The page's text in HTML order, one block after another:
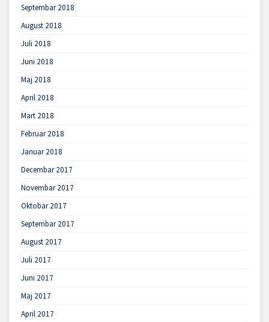
Septembar 2018
August 2018
Juli 2018
Juni 2018
Maj 2018
April 2018
Mart 2018
Februar 2018
Januar 2018
Decembar 2017
Novembar 2017
Oktobar 2017
Septembar 2017
August 2017
Juli 2017
Juni 2017
Maj 2017
April 2017